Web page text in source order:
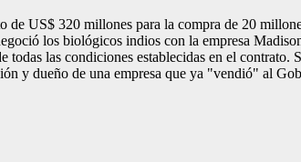
US$ 320 millones para la compra de 20
los biológicos indios con la empresa
las condiciones establecidas en el contrato.
y dueño de una empresa que ya "vendió" al